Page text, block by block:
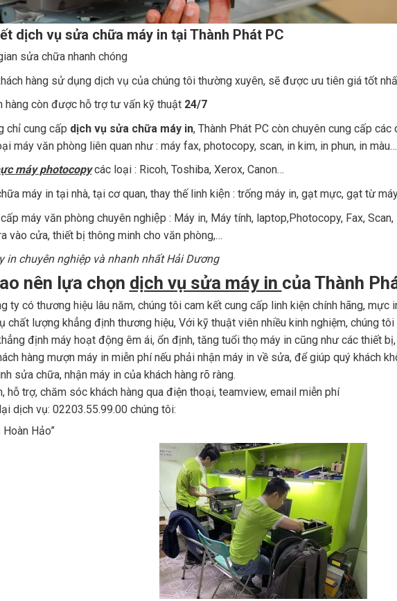
dịch vụ sửa chữa máy in tại Thành Phát PC
sửa chữa nhanh chóng
hàng sử dụng dịch vụ của chúng tôi thường xuyên, sẽ được ưu tiên giá tốt
hàng còn được hỗ trợ tư vấn kỹ thuật 24/7
chỉ cung cấp dịch vụ sửa chữa máy in, Thành Phát PC còn chuyên cung cấp
máy văn phòng liên quan như : máy fax, photocopy, scan, in kim, in phun, in màu…
máy photocopycác loại : Ricoh, Toshiba, Xerox, Canon…
máy in tại nhà, tại cơ quan, thay thế linh kiện : trống máy in, gạt mực, gạt từ
máy văn phòng chuyên nghiệp : Máy in, Máy tính, laptop,Photocopy, Fax,
vào cửa, thiết bị thông minh cho văn phòng,…
in chuyên nghiệp và nhanh nhất Hải Dương
nên lựa chọn dịch vụ sửa máy in của Thành
ty có thương hiệu lâu năm, chúng tôi cam kết cung cấp linh kiện chính hãng, mực
chất lượng khẳng định thương hiệu, Với kỹ thuật viên nhiều kinh nghiệm, chúng
định máy hoạt động êm ái, ổn định, tăng tuổi thọ máy in cũng như các thiết
hàng mượn máy in miễn phí nếu phải nhận máy in về sửa, để giúp quý khách
sửa chữa, nhận máy in của khách hàng rõ ràng.
hỗ trợ, chăm sóc khách hàng qua điện thoại, teamview, email miễn phí
dịch vụ: 02203.55.99.00 chúng tôi:
Hoàn Hảo”